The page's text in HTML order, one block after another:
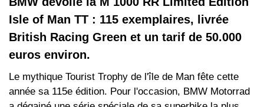
Isle of Man TT : 115 exemplaires, livrée
British Racing Green et un tarif de 50.000
euros environ.
Le mythique Tourist Trophy de l'île de Man fête cette
année sa 115e édition. Pour l'occasion, BMW Motorrad